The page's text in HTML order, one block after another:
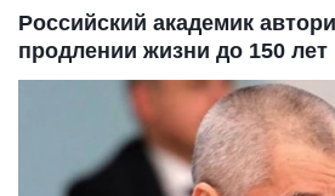
Российский академик
продлении жизни до 150 лет